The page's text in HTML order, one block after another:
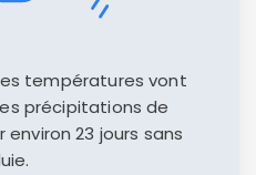
températures vont
précipitations de
environ 23 jours sans